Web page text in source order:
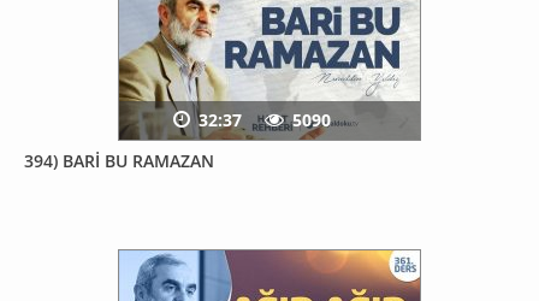
394) BARİ BU RAMAZAN
32:37 5090